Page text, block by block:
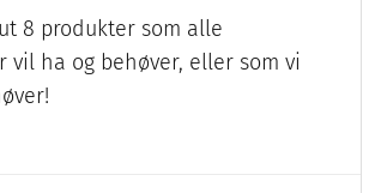
8 produkter som alle
vil ha og behøver, eller som vi